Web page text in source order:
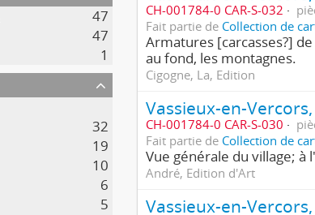
47
47
1
32
19
10
6
5
CH-001784-0 CAR-S-032
Fait partie de Collection de
Armatures [carcasses?]
au fond, les montagnes.
Cigogne, La, Edition
CH-001784-0 CAR-S-030
Fait partie de Collection de
Vue générale du village;
André, Edition d'Art
Vassieux-en-